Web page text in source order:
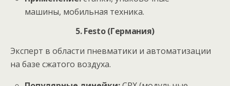
машины, мобильная техника.
5. Festo (Германия)
Эксперт в области пневматики и автоматизации
на базе сжатого воздуха.